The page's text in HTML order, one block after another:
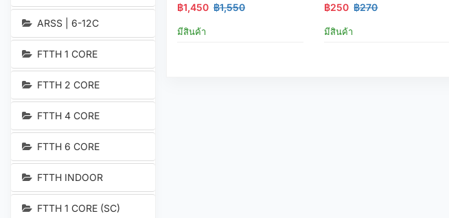
ARSS | 6-12C
FTTH 1 CORE
FTTH 2 CORE
FTTH 4 CORE
FTTH 6 CORE
FTTH INDOOR
FTTH 1 CORE (SC)
฿1,450 ฿1,550
มีสินค้า
฿250 ฿270
มีสินค้า